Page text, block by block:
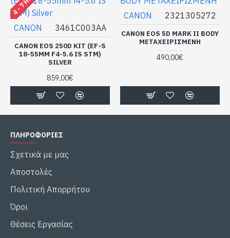
CANON 3461C003AA
CANON EOS 250D KIT (EF-S
18-55MM F4-5.6 IS STM)
SILVER
859,00€
CANON 2321305272
CANON EOS 5D MARK II BODY
ΜΕΤΑΧΕΙΡΙΣΜΕΝΗ
490,00€
ΠΛΗΡΟΦΟΡΙΕΣ
Σχετικά με μας
Αποστολές
Πολιτική Απορρήτου
Όροι
Θέσεις Εργασίας